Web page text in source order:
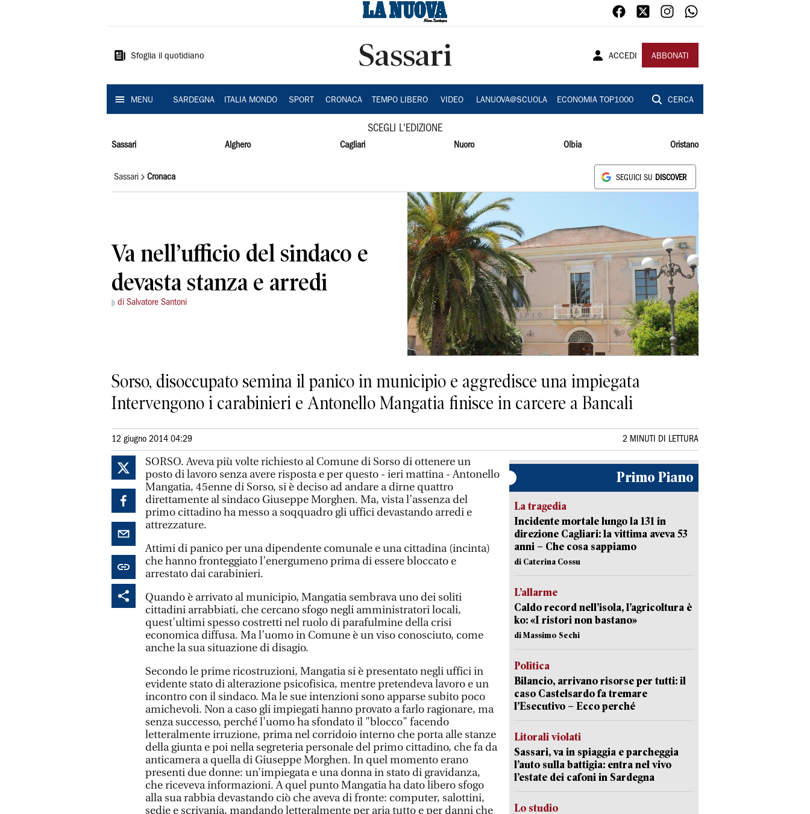
Sardegna
Sfoglia il quotidiano Sassari ACCEDI ABBONATI
MENU SARDEGNA ITALIA MONDO SPORT CRONACA TEMPO LIBERO VIDEO LANUOVA@SCUOLA ECONOMIA TOP1000 CERCA
SCEGLI L'EDIZIONE
Sassari Alghero Cagliari Nuoro Olbia Oristano
Sassari Cronaca SEGUICI SU DISCOVER
Va nell’ufficio del sindaco e
devasta stanza e arredi
di Salvatore Santoni
Sorso, disoccupato semina il panico in municipio e aggredisce una impiegata
Intervengono i carabinieri e Antonello Mangatia finisce in carcere a Bancali
12 giugno 2014 04:29 2 MINUTI DI LETTURA
SORSO. Aveva più volte richiesto al Comune di Sorso di ottenere un
posto di lavoro senza avere risposta e per questo - ieri mattina - Antonello
Mangatia, 45enne di Sorso, si è deciso ad andare a dirne quattro
direttamente al sindaco Giuseppe Morghen. Ma, vista l’assenza del
primo cittadino ha messo a soqquadro gli uffici devastando arredi e
attrezzature.
Attimi di panico per una dipendente comunale e una cittadina (incinta)
che hanno fronteggiato l’energumeno prima di essere bloccato e
arrestato dai carabinieri.
Quando è arrivato al municipio, Mangatia sembrava uno dei soliti
cittadini arrabbiati, che cercano sfogo negli amministratori locali,
quest’ultimi spesso costretti nel ruolo di parafulmine della crisi
economica diffusa. Ma l’uomo in Comune è un viso conosciuto, come
anche la sua situazione di disagio.
Secondo le prime ricostruzioni, Mangatia si è presentato negli uffici in
evidente stato di alterazione psicofisica, mentre pretendeva lavoro e un
incontro con il sindaco. Ma le sue intenzioni sono apparse subito poco
amichevoli. Non a caso gli impiegati hanno provato a farlo ragionare, ma
senza successo, perché l'uomo ha sfondato il "blocco" facendo
letteralmente irruzione, prima nel corridoio interno che porta alle stanze
della giunta e poi nella segreteria personale del primo cittadino, che fa da
anticamera a quella di Giuseppe Morghen. In quel momento erano
presenti due donne: un’impiegata e una donna in stato di gravidanza,
che riceveva informazioni. A quel punto Mangatia ha dato libero sfogo
alla sua rabbia devastando ciò che aveva di fronte: computer, salottini,
sedie e scrivania, mandando letteralmente per aria tutto e per danni che
Primo Piano
La tragedia
Incidente mortale lungo la 131 in
direzione Cagliari: la vittima aveva 53
anni – Che cosa sappiamo
di Caterina Cossu
L’allarme
Caldo record nell’isola, l’agricoltura è
ko: «I ristori non bastano»
di Massimo Sechi
Politica
Bilancio, arrivano risorse per tutti: il
caso Castelsardo fa tremare
l’Esecutivo – Ecco perché
Litorali violati
Sassari, va in spiaggia e parcheggia
l’auto sulla battigia: entra nel vivo
l’estate dei cafoni in Sardegna
Lo studio